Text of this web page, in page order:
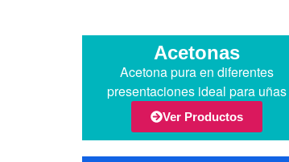
Acetonas
Acetona pura en diferentes
presentaciones ideal para uñas
Ver Productos